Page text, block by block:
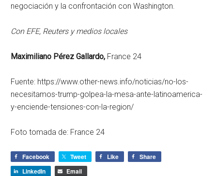
negociación y la confrontación con Washington.
Con EFE, Reuters y medios locales
Maximiliano Pérez Gallardo, France 24
Fuente: https://www.other-news.info/noticias/no-los-
necesitamos-trump-golpea-la-mesa-ante-latinoamerica-
y-enciende-tensiones-con-la-region/
Foto tomada de: France 24
Facebook Tweet Like
Share
LinkedIn
Email